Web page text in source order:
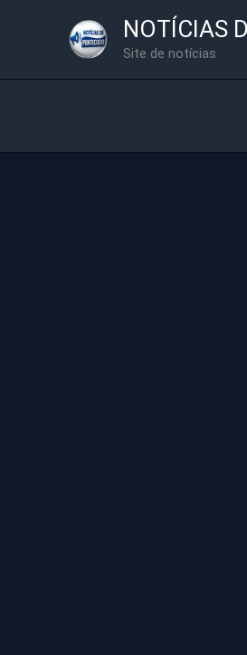
NOTÍCIAS
Site de notícias